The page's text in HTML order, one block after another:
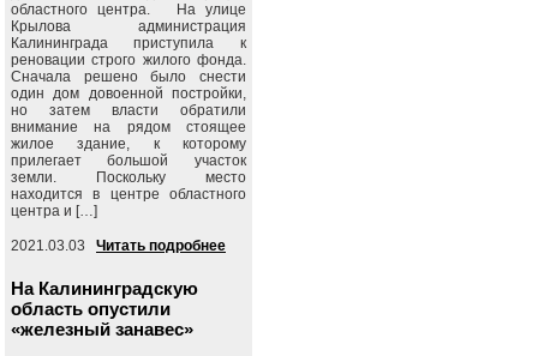
областного центра. На улице
Крылова администрация
Калининграда приступила к
реновации строго жилого фонда.
Сначала решено было снести
один дом довоенной постройки,
но затем власти обратили
внимание на рядом стоящее
жилое здание, к которому
прилегает большой участок
земли. Поскольку место
находится в центре областного
центра и […]
2021.03.03 Читать подробнее
На Калининградскую
область опустили
«железный занавес»